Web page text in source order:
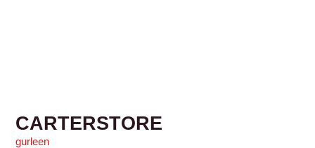
CARTERSTORE
gurleen